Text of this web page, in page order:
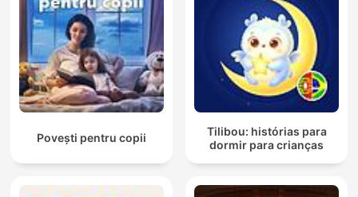
Povești pentru copii
Tilibou: histórias para
dormir para crianças